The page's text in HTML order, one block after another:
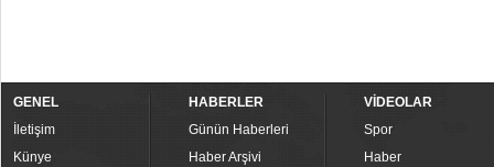
GENEL
İletişim
Künye
HABERLER
Günün Haberleri
Haber Arşivi
VİDEOLAR
Spor
Haber